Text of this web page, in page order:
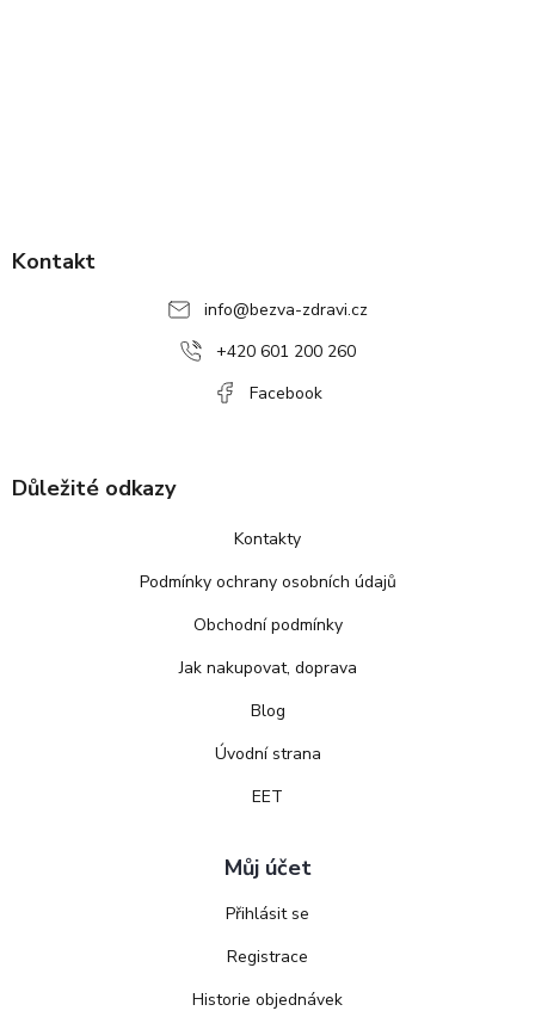
Kontakt
info@bezva-zdravi.cz
+420 601 200 260
Facebook
Důležité odkazy
Kontakty
Podmínky ochrany osobních údajů
Obchodní podmínky
Jak nakupovat, doprava
Blog
Úvodní strana
EET
Můj účet
Přihlásit se
Registrace
Historie objednávek